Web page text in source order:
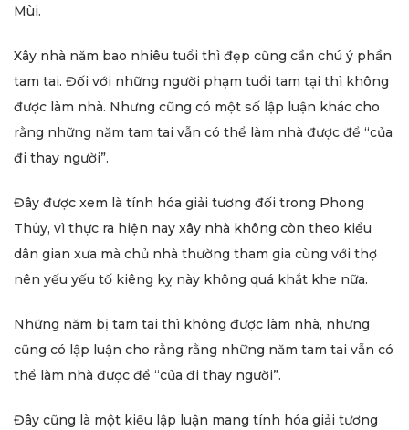
Mùi.
Xây nhà năm bao nhiêu tuổi thì đẹp cũng cần chú ý phần
tam tai. Đối với những người phạm tuổi tam tại thì không
được làm nhà. Nhưng cũng có một số lập luận khác cho
rằng những năm tam tai vẫn có thể làm nhà được để “của
đi thay người”.
Đây được xem là tính hóa giải tương đối trong Phong
Thủy, vì thực ra hiện nay xây nhà không còn theo kiểu
dân gian xưa mà chủ nhà thường tham gia cùng với thợ
nên yếu yếu tố kiêng kỵ này không quá khắt khe nữa.
Những năm bị tam tai thì không được làm nhà, nhưng
cũng có lập luận cho rằng rằng những năm tam tai vẫn có
thể làm nhà được để “của đi thay người”.
Đây cũng là một kiểu lập luận mang tính hóa giải tương